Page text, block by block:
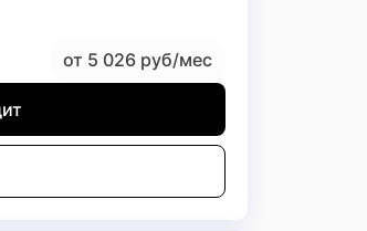
от 5 026 руб/мес